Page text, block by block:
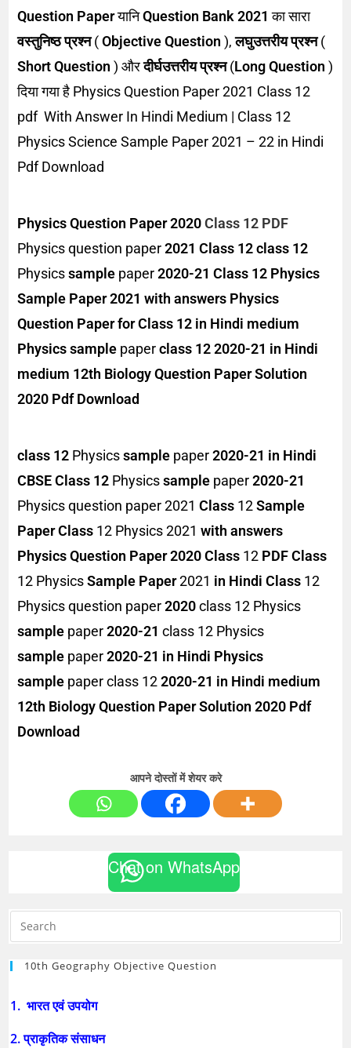
Question PaperयानिQuestion Bank 2021 का सारा
वस्तुनिष्ठ प्रश्न(Objective Question ),लघुउत्तरीय प्रश्न(
Short Question ) औरदीर्घउत्तरीय प्रश्न(Long Question )
दिया गया है Physics Question Paper 2021 Class 12
pdf With Answer In Hindi Medium | Class 12
Physics Science Sample Paper 2021 – 22 in Hindi
Pdf Download
Physics Question Paper 2020Class 12 PDF
Physics question paper2021 Class 12class 12
Physicssample paper2020-21Class 12 Physics
Sample Paper 2021 with answers Physics
Question Paper for Class 12 in Hindi medium
Physics sample paperclass 12 2020-21 in Hindi
medium 12th Biology Question Paper Solution
2020 Pdf Download
class 12 Physicssample paper2020-21 in Hindi
CBSE Class 12 Physicssample paper2020-21
Physics question paper 2021Class 12Sample
Paper Class 12 Physics 2021with answers
Physics Question Paper 2020 Class 12 PDFClass
12 PhysicsSample Paper2021 in HindiClass 12
Physics question paper2020class 12 Physics
sample paper2020-21class 12 Physics
sample paper2020-21 in Hindi Physics
sample paper class 122020-21 in Hindi medium
12th Biology Question Paper Solution 2020 Pdf
Download
आपने दोस्तों में शेयर करे
Chat on WhatsApp
10th Geography Objective Question
1. भारत एवं उपयोग
2. प्राकृतिक संसाधन